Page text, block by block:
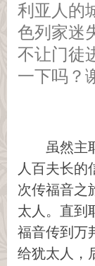
利亚人的
色列家迷
不让门徒
一下吗？
虽然主
人百夫长的
次传福音之
太人。直到
福音传到万
给犹太人，